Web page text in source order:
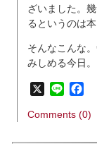
ざいました。
るというのは
そんなこんな
みしめる今日。
X Line
Comments (0)